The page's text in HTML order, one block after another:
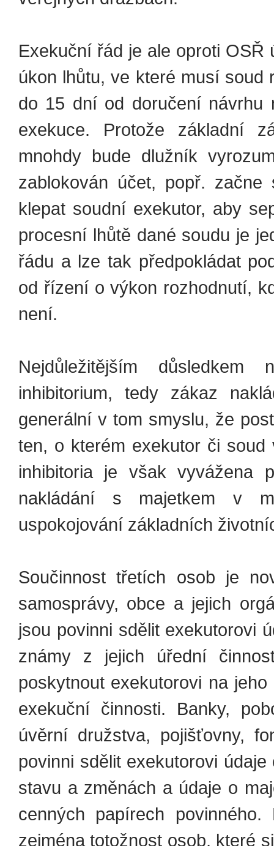
Exekuční řád je ale oproti
úkon lhůtu, ve které musí soud
do 15 dní od doručení návrhu
exekuce. Protože základní
mnohdy bude dlužník
zablokován účet, popř.
klepat soudní exekutor, aby
procesní lhůtě dané soudu je
řádu a lze tak předpokládat
od řízení o výkon rozhodnutí,
není.
Nejdůležitějším
inhibitorium, tedy zákaz
generální v tom smyslu, že
ten, o kterém exekutor či
inhibitoria je však vyvážena
nakládání s majetkem v
uspokojování základních
Součinnost třetích osob je
samosprávy, obce a jejich
jsou povinni sdělit exekutorovi
známy z jejich úřední
poskytnout exekutorovi na
exekuční činnosti. Banky,
úvěrní družstva, pojišťovny,
povinni sdělit exekutorovi
stavu a změnách a údaje o
cenných papírech
zejména totožnost osob, které